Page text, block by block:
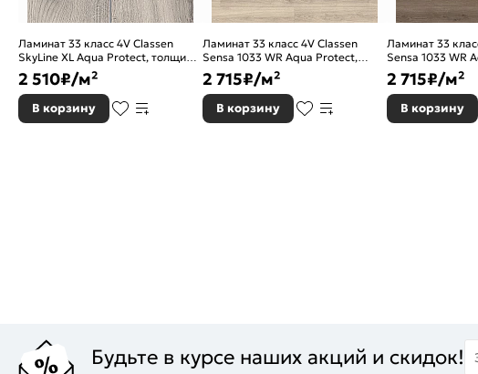
Ламинат 33 класс 4V Classen
SkyLine XL Aqua Protect, толщина
8 мм, 56190 Marana
2 510₽/м²
В корзину
Ламинат 33 класс 4V Classen
Sensa 1033 WR Aqua Protect,
толщина 10 мм, 56881 Дуб светло-
серый
2 715₽/м²
В корзину
Ламинат 33
Sensa 1033 WR
толщина 10 мм,
серый
2 715₽/м²
В корзину
Будьте в курсе наших акций и скидок!